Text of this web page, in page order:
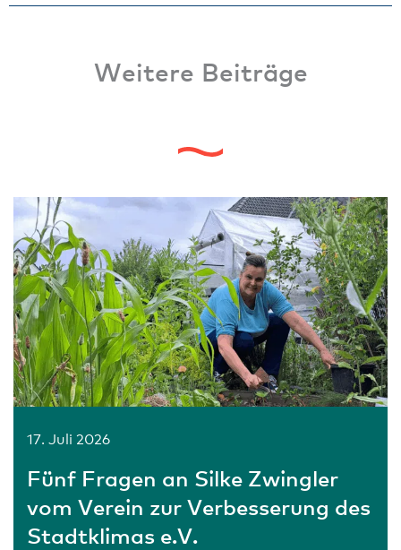
Weitere Beiträge
17. Juli 2026
Fünf Fragen an Silke Zwingler
vom Verein zur Verbesserung des
Stadtklimas e.V.